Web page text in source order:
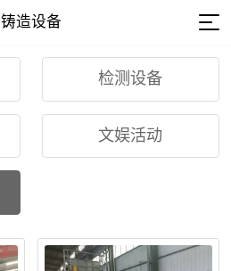
铸造设备
检测设备
文娱活动